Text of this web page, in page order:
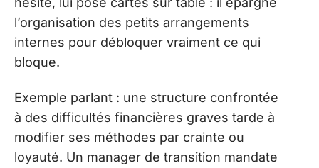
l’organisation des petits arrangements
internes pour débloquer vraiment ce qui
bloque.
Exemple parlant : une structure confrontée
à des difficultés financières graves tarde à
modifier ses méthodes par crainte ou
loyauté. Un manager de transition mandate